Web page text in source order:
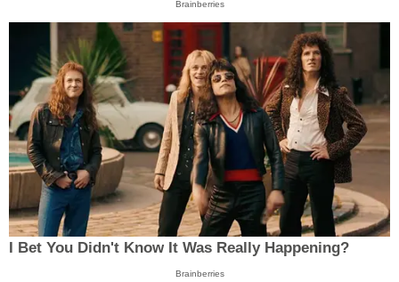
Brainberries
I Bet You Didn't Know It Was Really Happening?
Brainberries